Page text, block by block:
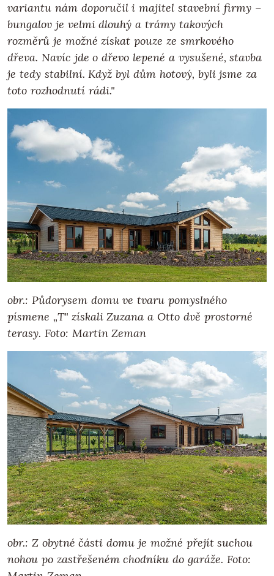
variantu nám doporučil i majitel stavební firmy –
bungalov je velmi dlouhý a trámy takových
rozměrů je možné získat pouze ze smrkového
dřeva. Navíc jde o dřevo lepené a vysušené, stavba
je tedy stabilní. Když byl dům hotový, byli jsme za
toto rozhodnutí rádi."
obr.: Půdorysem domu ve tvaru pomyslného
písmene „T" získali Zuzana a Otto dvě prostorné
terasy. Foto: Martin Zeman
obr.: Z obytné části domu je možné přejít suchou
nohou po zastřešeném chodníku do garáže. Foto: